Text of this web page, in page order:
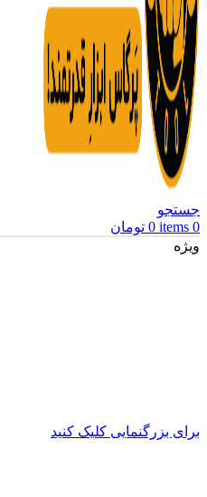
جستجو
0
items
0 تومان
ویژه
برای بزرگنمایی کلیک کنید